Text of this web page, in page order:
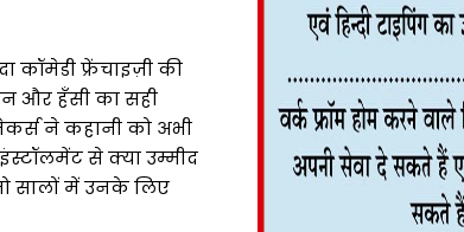
कॉमेडी फ्रेंचाइज़ी की
और हँसी का सही
ने कहानी को अभी
से क्या उम्मीद
सालों में उनके लिए